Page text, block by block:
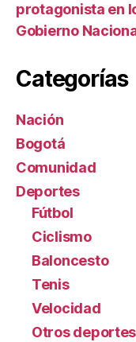
protagonista en
Gobierno
Categorías
Nación
Bogotá
Comunidad
Deportes
Fútbol
Ciclismo
Baloncesto
Tenis
Velocidad
Otros deportes